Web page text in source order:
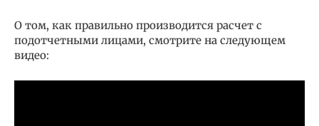
О том, как правильно производится расчет с
подотчетными лицами, смотрите на следующем
видео: